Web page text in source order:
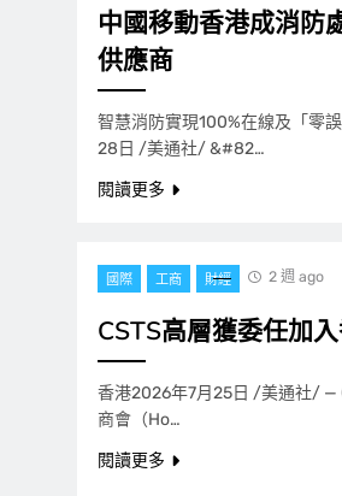
中國移動香港成消防
供應商
智慧消防實現100%在線及「零
28日 /美通社/ &#82…
閱讀更多
國際 工商 財經 2 週 ago
CSTS高層獲委任加
香港2026年7月25日 /美通社/ —
商會（Ho…
閱讀更多